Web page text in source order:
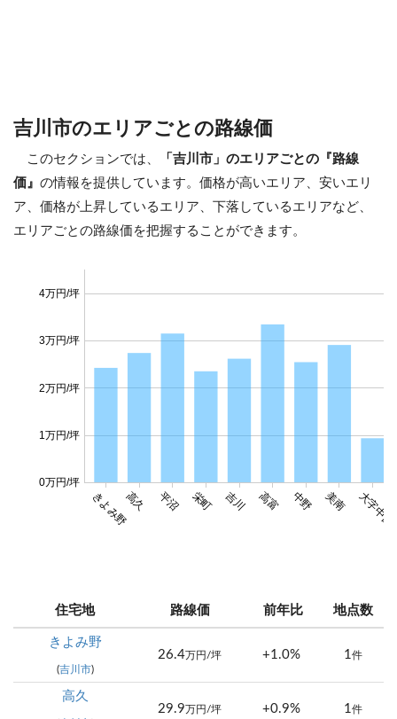
吉川市のエリアごとの路線価
このセクションでは、
「吉川市」のエリアごとの『路線
価』 の情報を提供しています。価格が高いエリア、安いエリ
ア、価格が上昇しているエリア、下落しているエリアなど、
エリアごとの路線価を把握することができます。
きよみ野高久 平沼 栄町 吉川 高富 中野 美南 大字
0万円/坪
1万円/坪
2万円/坪
3万円/坪
4万円/坪
住宅地 路線価 前年比 地点数
きよみ野
(吉川市)
26.4万円/坪 +1.0% 1 件
高久
29.9万円/坪 +0.9% 1 件